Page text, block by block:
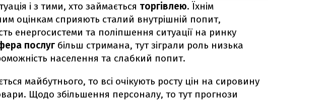
і з тими, хто займається торгівлею. Їхнім
оцінкам сприяють сталий внутрішній попит,
енергосистеми та поліпшення ситуації на ринку
послуг більш стримана, тут зіграли роль низька
населення та слабкий попит.
майбутнього, то всі очікують росту цін на сировину
Щодо збільшення персоналу, то тут прогнози